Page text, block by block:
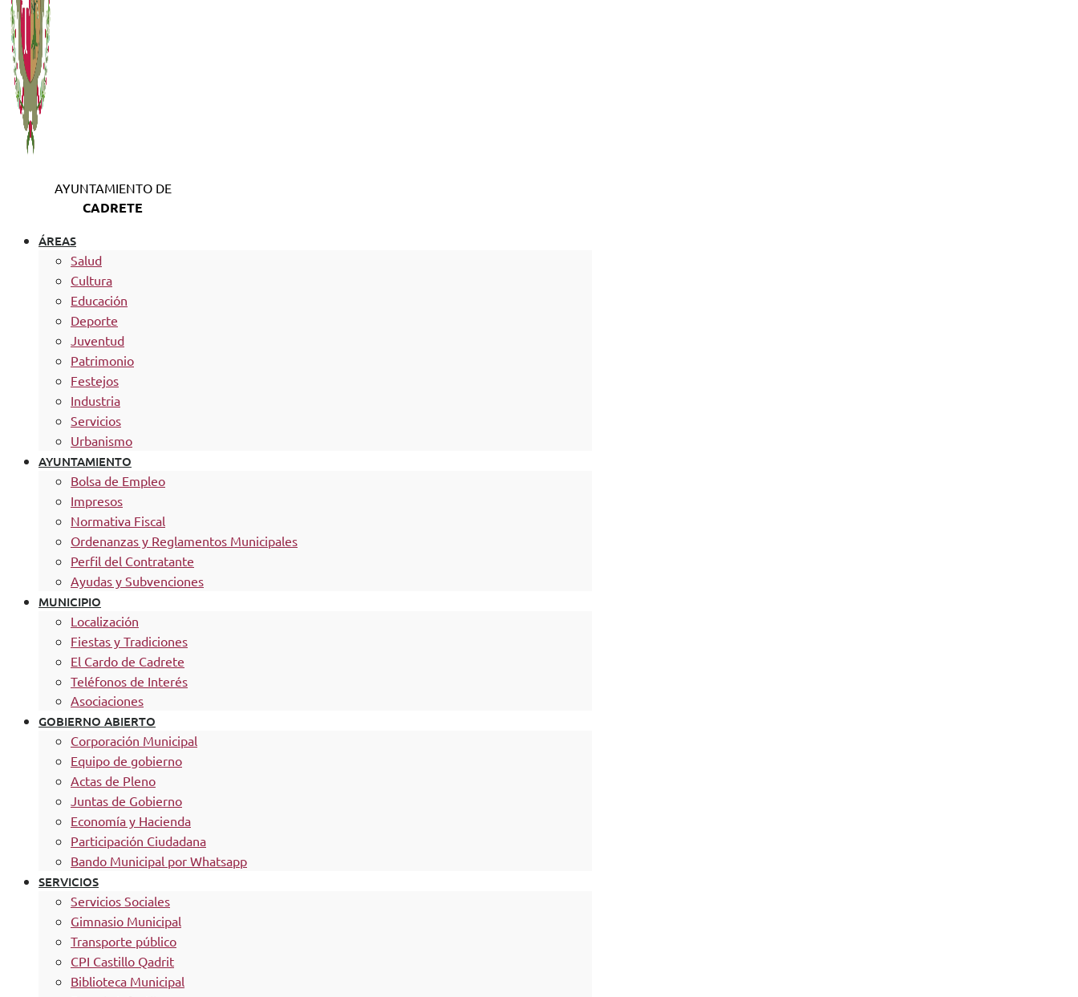
AYUNTAMIENTO DE
CADRETE
ÁREAS
Salud
Cultura
Educación
Deporte
Juventud
Patrimonio
Festejos
Industria
Servicios
Urbanismo
AYUNTAMIENTO
Bolsa de Empleo
Impresos
Normativa Fiscal
Ordenanzas y Reglamentos Municipales
Perfil del Contratante
Ayudas y Subvenciones
MUNICIPIO
Localización
Fiestas y Tradiciones
El Cardo de Cadrete
Teléfonos de Interés
Asociaciones
GOBIERNO ABIERTO
Corporación Municipal
Equipo de gobierno
Actas de Pleno
Juntas de Gobierno
Economía y Hacienda
Participación Ciudadana
Bando Municipal por Whatsapp
SERVICIOS
Servicios Sociales
Gimnasio Municipal
Transporte público
CPI Castillo Qadrit
Biblioteca Municipal